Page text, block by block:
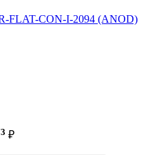
FLAT-CON-I-2094 (ANOD)
₽